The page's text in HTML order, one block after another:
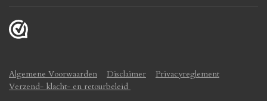
Algemene Voorwaarden Disclaimer
Privacyreglement
Verzend- klacht- en retourbeleid